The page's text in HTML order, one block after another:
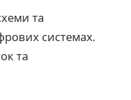
та
системах.
та